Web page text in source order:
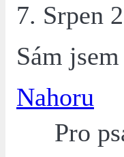
7. Srpen
Sám
Nahoru
Pro